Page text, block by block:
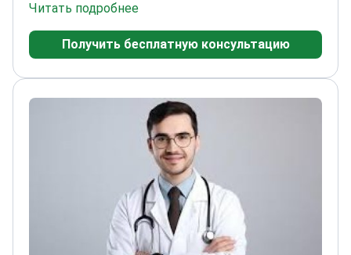
коррекции зрения, LASIK и витрэктомии. Имеет
более 15 лет опыта в операциях по катаракте.
Доктор Дервенис работал консультантом в
Великобритании (NHS). Опубликовал более 55
статей в рецензируемых журналах. Его
исследования были процитированы более 20
000 раз, что подтверждает его значительное
влияние в офтальмологии.
Читать подробнее
Получить бесплатную консультацию